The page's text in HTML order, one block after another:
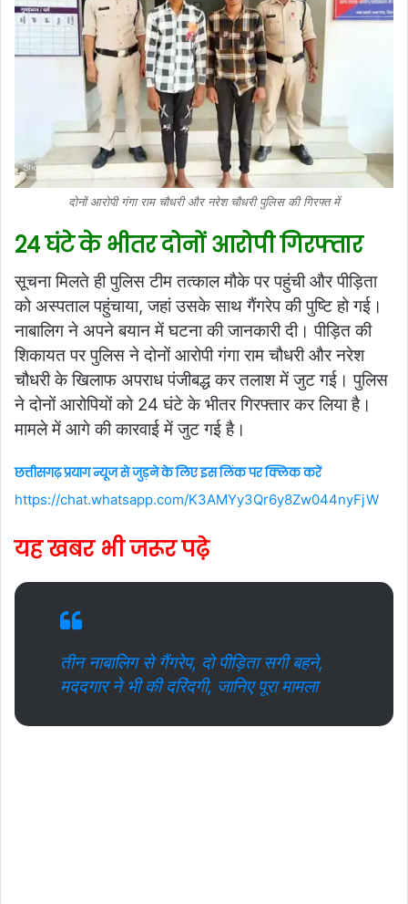
दोनों आरोपी गंगा राम चौधरी और नरेश चौधरी पुलिस की गिरफ्त में
24 घंटे के भीतर दोनों आरोपी गिरफ्तार
सूचना मिलते ही पुलिस टीम तत्काल मौके पर पहुंची और पीड़िता
को अस्पतालपहुंचाया, जहां उसके साथ गैंगरेप की पुष्टि हो गई।
नाबालिग ने अपने बयान में घटना की जानकारी दी। पीड़ित की
शिकायत पर पुलिस ने दोनों आरोपी गंगा राम चौधरी और नरेश
चौधरी के खिलाफ अपराध पंजीबद्ध कर तलाश में जुट गई। पुलिस
ने दोनों आरोपियों को 24 घंटे के भीतर गिरफ्तार कर लिया है।
मामले में आगे की कारवाई में जुट गई है।
छत्तीसगढ़ प्रयाग न्यूज से जुड़ने के लिए इस लिंक पर क्लिक करें
https://chat.whatsapp.com/K3AMYy3Qr6y8Zw044nyFjW
यह खबर भी जरूर पढ़े
तीन नाबालिग से गैंगरेप, दो पीड़िता सगी बहने,
मददगार ने भी की दरिंदगी, जानिए पूरा मामला